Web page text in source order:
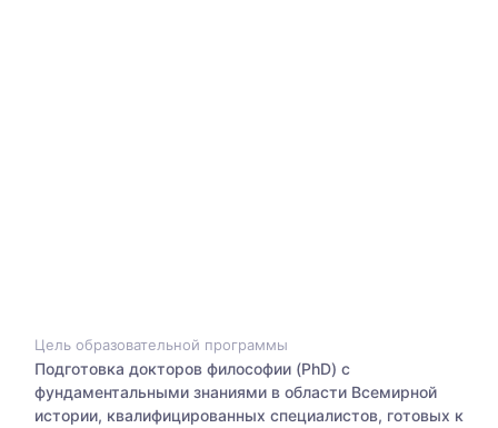
Цель образовательной программы
Подготовка докторов философии (PhD) с
фундаментальными знаниями в области Всемирной
истории, квалифицированных специалистов, готовых к